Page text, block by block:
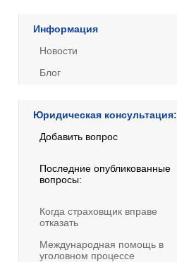
Информация
Новости
Блог
Юридическая консультация:
Добавить вопрос
Последние опубликованные
вопросы:
Когда страховщик вправе
отказать
Международная помощь в
уголовном процессе